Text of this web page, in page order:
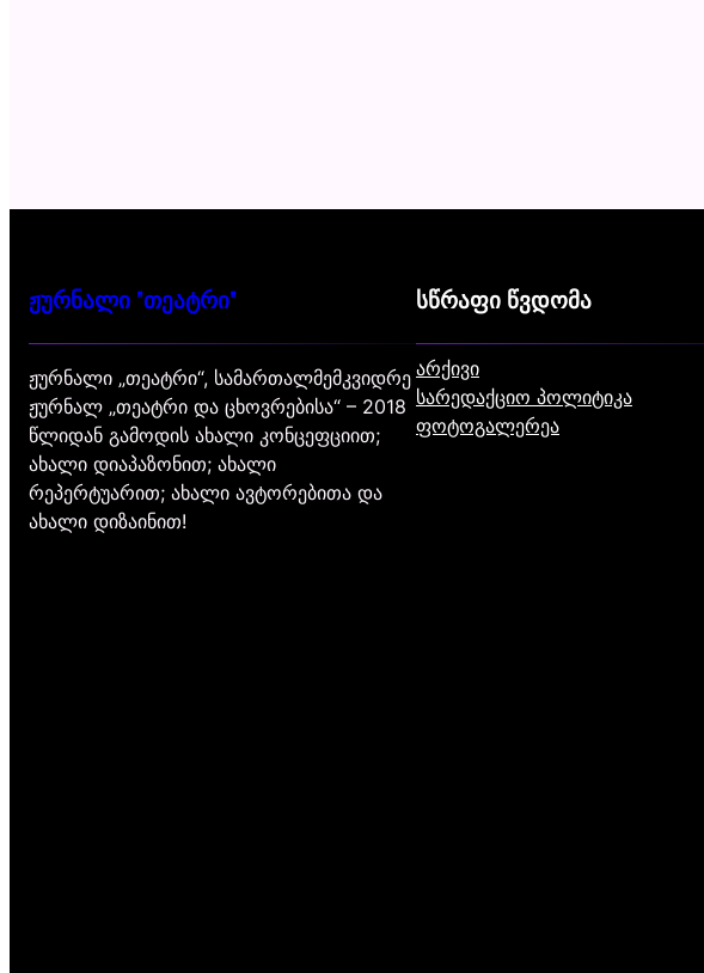
ჟურნალი "თეატრი"
ჟურნალი „თეატრი“, სამართალმემკვიდრე
ჟურნალ „თეატრი და ცხოვრებისა“ – 2018
წლიდან გამოდის ახალი კონცეფციით;
ახალი დიაპაზონით; ახალი
რეპერტუარით; ახალი ავტორებითა და
ახალი დიზაინით!
სწრაფი წვდომა
არქივი
სარედაქციო პოლიტიკა
ფოტოგალერეა